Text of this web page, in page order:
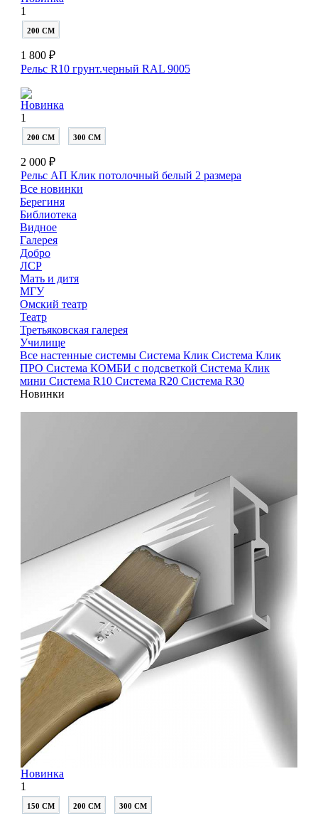
1
200 СМ
1 800 ₽
Рельс R10 грунт.черный RAL 9005
Новинка
1
200 СМ 300 СМ
2 000 ₽
Рельс АП Клик потолочный белый 2 размера
Все новинки
Берегиня
Библиотека
Видное
Галерея
Добро
ЛСР
Мать и дитя
МГУ
Омский театр
Театр
Третьяковская галерея
Училище
Все настенные системы Система Клик Система Клик
ПРО Система КОМБИ с подсветкой Система Клик
мини Система R10 Система R20 Система R30
Новинки
Новинка
1
150 СМ 200 СМ 300 СМ